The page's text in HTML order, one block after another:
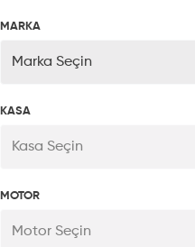
MARKA
Marka Seçin
KASA
Kasa Seçin
MOTOR
Motor Seçin